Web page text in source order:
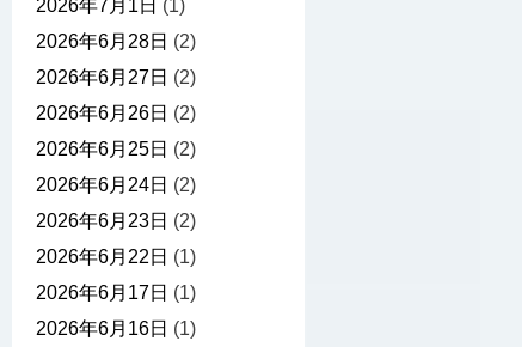
2026年7月1日 (1)
2026年6月28日 (2)
2026年6月27日 (2)
2026年6月26日 (2)
2026年6月25日 (2)
2026年6月24日 (2)
2026年6月23日 (2)
2026年6月22日 (1)
2026年6月17日 (1)
2026年6月16日 (1)